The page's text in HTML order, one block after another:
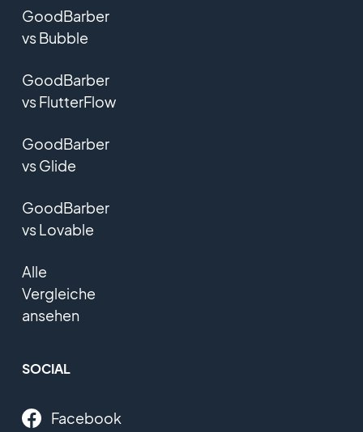
GoodBarber
vs Bubble
GoodBarber
vs FlutterFlow
GoodBarber
vs Glide
GoodBarber
vs Lovable
Alle
Vergleiche
ansehen
SOCIAL
Facebook